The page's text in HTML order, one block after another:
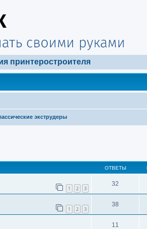
принтеростроителя
экструдеры
ОТВЕТЫ
1 2 3
32
1 2 3
38
11